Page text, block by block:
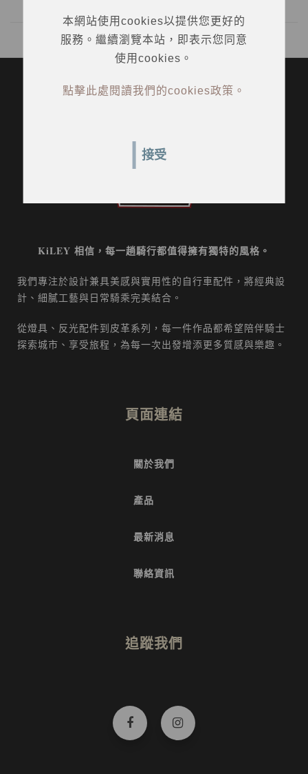
KiLEY 相信，每一趟騎行都值得擁有獨特的風格。
我們專注於設計兼具美感與實用性的自行車配件，將經典設
計、細膩工藝與日常騎乘完美結合。
從燈具、反光配件到皮革系列，每一件作品都希望陪伴騎士
探索城市、享受旅程，為每一次出發增添更多質感與樂趣。
頁面連結
關於我們
產品
最新消息
聯絡資訊
追蹤我們
本網站使用cookies以提供您更好的
服務。繼續瀏覽本站，即表示您同意
使用cookies。
點擊此處閱讀我們的cookies政策。
接受